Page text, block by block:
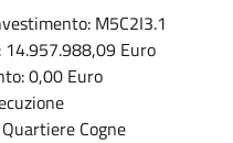
M5C2I3.1
Euro
0,00 Euro
Cogne